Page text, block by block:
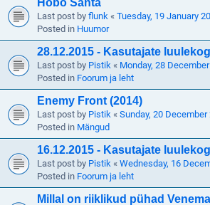
Hobo Santa
Last post by flunk « Tuesday, 19 January
Posted in Huumor
28.12.2015 - Kasutajate
Last post by Pistik « Monday, 28
Posted in Foorum ja leht
Enemy Front (2014)
Last post by Pistik « Sunday, 20 December
Posted in Mängud
16.12.2015 - Kasutajate
Last post by Pistik « Wednesday, 16
Posted in Foorum ja leht
Millal on riiklikud pühad